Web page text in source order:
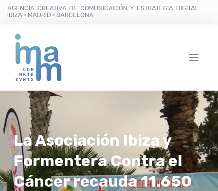
AGENCIA CREATIVA DE COMUNICACIÓN Y ESTRATEGIA DIGITAL
IBIZA · MADRID · BARCELONA
La Asociación Ibiza y
Formentera Contra el
Cáncer recauda 11.650